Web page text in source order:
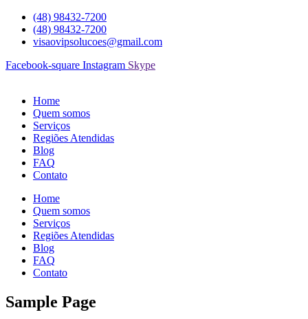
para
(48) 98432-7200
(48) 98432-7200
visaovipsolucoes@gmail.com
Facebook-square Instagram Skype
Home
Quem somos
Serviços
Regiões Atendidas
Blog
FAQ
Contato
Home
Quem somos
Serviços
Regiões Atendidas
Blog
FAQ
Contato
Sample Page